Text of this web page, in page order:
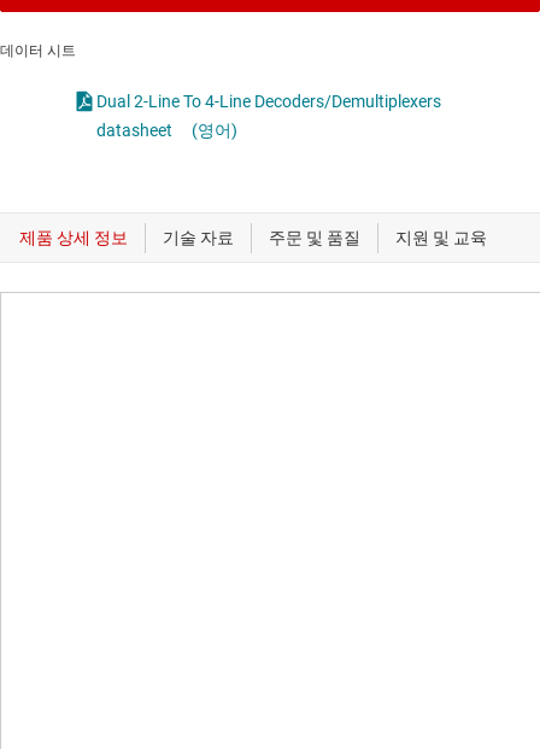
데이터 시트
Dual 2-Line To 4-Line Decoders/Demultiplexers
datasheet
(영어)